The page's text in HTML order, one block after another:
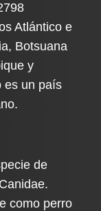
Atlántico e
Botsuana
y
es un país
de
como perro